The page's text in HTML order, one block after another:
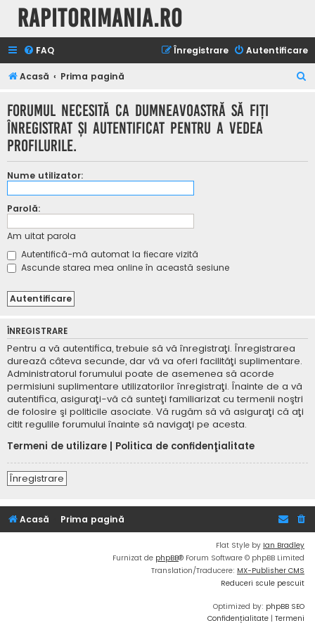
Rapitorimania.ro
FAQ Autentificare
Înregistrare
Acasă Prima pagină
Forumul necesită ca dumneavoastră să fiţi
înregistrat şi autentificat pentru a vedea
profilurile.
Nume utilizator:
Parolă:
Am uitat parola
Autentifică-mă automat la fiecare vizită
Ascunde starea mea online în această sesiune
ÎNREGISTRARE
Pentru a vă autentifica, trebuie să vă înregistraţi. Înregistrarea
durează câteva secunde, dar vă va oferi facilităţi suplimentare.
Administratorul forumului poate de asemenea să acorde
permisiuni suplimentare utilizatorilor înregistraţi. Înainte de a vă
autentifica, asiguraţi-vă că sunteţi familiarizat cu termenii noştri
de folosire şi politicile asociate. Vă rugăm să vă asiguraţi că aţi
citit regulile forumului înainte să navigaţi pe acesta.
Termeni de utilizare
Politica de confidenţialitate
Înregistrare
Acasă Prima pagină
Flat Style by Ian Bradley
Furnizat de phpBB® Forum Software © phpBB Limited
Translation/Traducere: MX-Publisher CMS
Reduceri scule pescuit
Optimized by: phpBB SEO
Confidențialitate | Termeni